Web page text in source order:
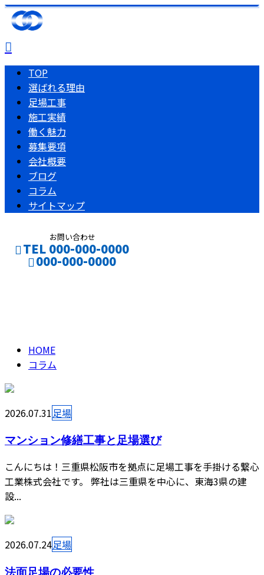
TOP
選ばれる理由
足場工事
施工実績
働く魅力
募集要項
会社概要
ブログ
コラム
サイトマップ
お問い合わせ
TEL 000-000-0000
000-000-0000
HOME
コラム
2026.07.31 足場
マンション修繕工事と足場選び
こんにちは！三重県松阪市を拠点に足場工事を手掛ける繋心
工業株式会社です。 弊社は三重県を中心に、東海3県の建
設...
2026.07.24足場
法面足場の必要性